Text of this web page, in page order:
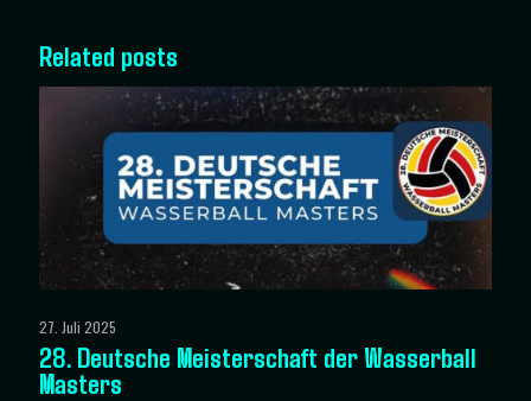
Related posts
27. Juli 2025
28. Deutsche Meisterschaft der Wasserball
Masters